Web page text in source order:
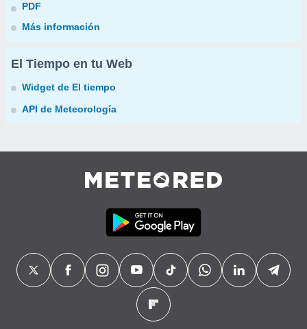
PDF
Más información
El Tiempo en tu Web
Widget de El tiempo
API de Meteorología